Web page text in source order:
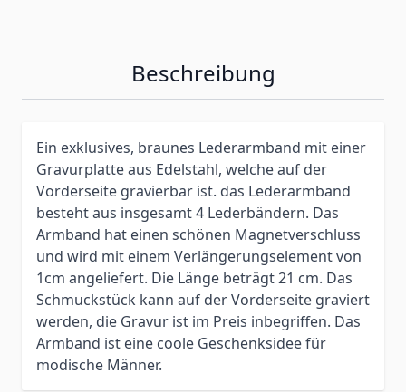
Beschreibung
Ein exklusives, braunes Lederarmband mit einer
Gravurplatte aus Edelstahl, welche auf der
Vorderseite gravierbar ist. das Lederarmband
besteht aus insgesamt 4 Lederbändern. Das
Armband hat einen schönen Magnetverschluss
und wird mit einem Verlängerungselement von
1cm angeliefert. Die Länge beträgt 21 cm. Das
Schmuckstück kann auf der Vorderseite graviert
werden, die Gravur ist im Preis inbegriffen. Das
Armband ist eine coole Geschenksidee für
modische Männer.